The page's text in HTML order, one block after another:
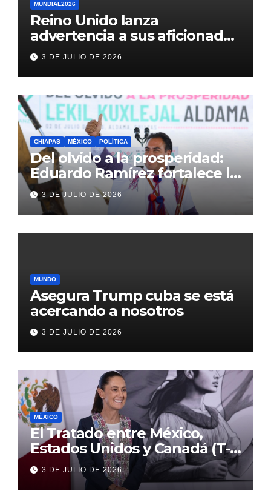
MUNDIAL2026
Reino Unido lanza
advertencia a sus aficionados
antes del México vs
Inglaterra en el Mundial 2026
3 DE JULIO DE 2026
CHIAPAS MÉXICO POLÍTICA
Del olvido a la prosperidad:
Eduardo Ramírez fortalece la
transformación de Aldama
con inversión histórica
3 DE JULIO DE 2026
MUNDO
Asegura Trump cuba se está
acercando a nosotros
3 DE JULIO DE 2026
MÉXICO
El Tratado entre México,
Estados Unidos y Canadá (T-
MEC) se mantiene hasta el
2036: Presidenta Claudia
Sheinbaum
3 DE JULIO DE 2026